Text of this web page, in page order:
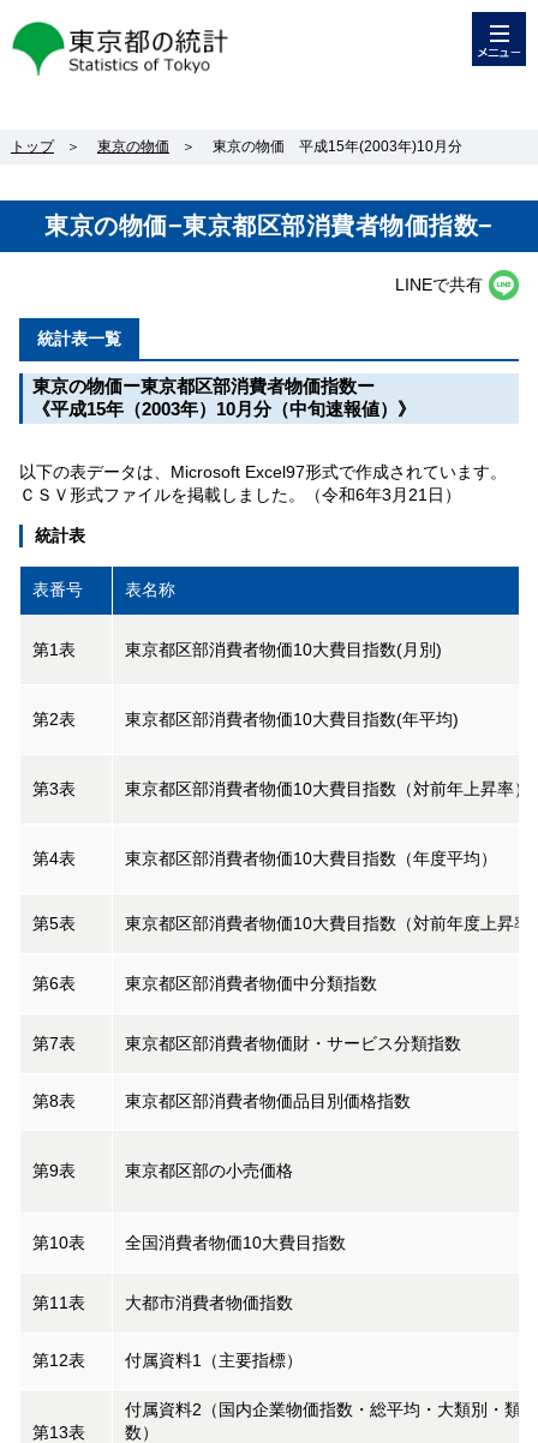
東京都の統計
トップ ＞ 東京の物価 ＞ 東京の物価 平成15年(2003年)10月分
東京の物価−東京都区部消費者物価指数−
LINEで共有
統計表一覧
東京の物価ー東京都区部消費者物価指数ー
《平成15年（2003年）10月分（中旬速報値）》
以下の表データは、Microsoft Excel97形式で作成されています。
ＣＳＶ形式ファイルを掲載しました。（令和6年3月21日）
統計表
表番号 表名称
第1表 東京都区部消費者物価10大費目指数(月別)
第2表 東京都区部消費者物価10大費目指数(年平均)
第3表 東京都区部消費者物価10大費目指数（対前年上昇率）
第4表 東京都区部消費者物価10大費目指数（年度平均）
第5表 東京都区部消費者物価10大費目指数（対前年度上昇率
第6表 東京都区部消費者物価中分類指数
第7表 東京都区部消費者物価財・サービス分類指数
第8表 東京都区部消費者物価品目別価格指数
第9表 東京都区部の小売価格
第10表 全国消費者物価10大費目指数
第11表 大都市消費者物価指数
第12表 付属資料1（主要指標）
第13表
付属資料2（国内企業物価指数・総平均・大類別・類
数）